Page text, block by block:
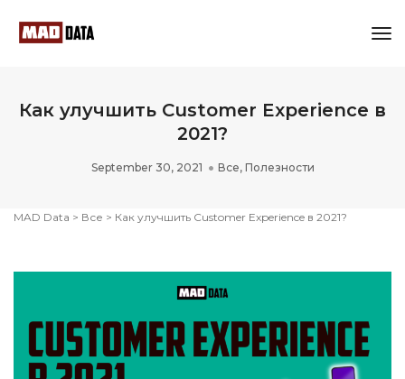
Как улучшить Customer Experience в
2021?
September 30, 2021 Все, Полезности
MAD Data > Все > Как улучшить Customer Experience в 2021?